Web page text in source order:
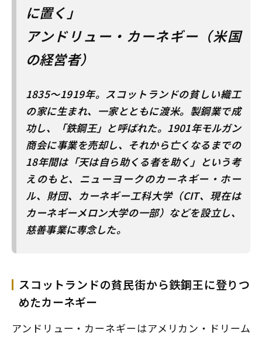
に置く」
アンドリュー・カーネギー（米国
の経営者）
1835～1919年。スコットランドの貧しい織工
の家に生まれ、一家とともに渡米。製鋼業で成
功し、「鉄鋼王」と呼ばれた。1901年モルガン
商会に事業を売却し、それから亡くなるまでの
18年間は「天は自ら助くる者を助く」という考
えのもと、ニューヨークのカーネギー・ホー
ル、財団、カーネギー工科大学（CIT、現在は
カーネギーメロン大学の一部）などを設立し、
慈善事業に専念した。
スコットランドの貧民街から鉄鋼王に登りつ
めたカーネギー
アンドリュー・カーネギーはアメリカン・ドリーム